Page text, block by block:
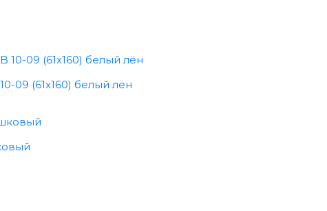
09 (61x160) белый лён